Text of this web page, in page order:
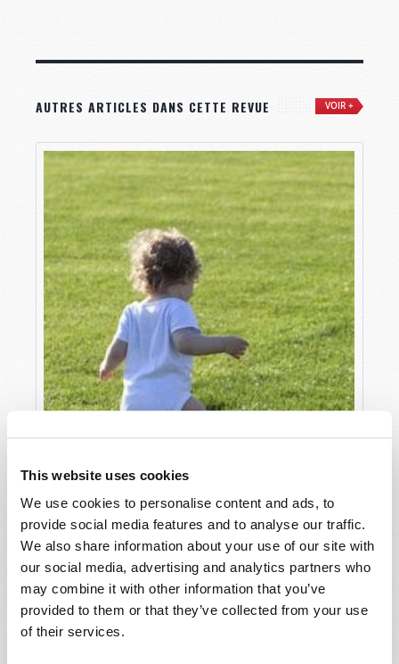
This website uses cookies
We use cookies to personalise content and ads, to
provide social media features and to analyse our traffic.
We also share information about your use of our site with
our social media, advertising and analytics partners who
may combine it with other information that you’ve
provided to them or that they’ve collected from your use
of their services.
AUTRES ARTICLES DANS CETTE REVUE VOIR +
RÉUSSIR DANS TOUS LES DOMAINES
Jonathan McNair